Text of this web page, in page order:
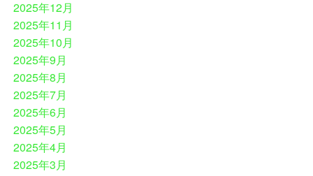
2025年12月
2025年11月
2025年10月
2025年9月
2025年8月
2025年7月
2025年6月
2025年5月
2025年4月
2025年3月